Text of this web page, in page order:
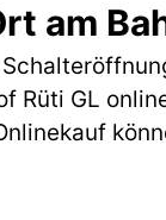
am
Rüti GL